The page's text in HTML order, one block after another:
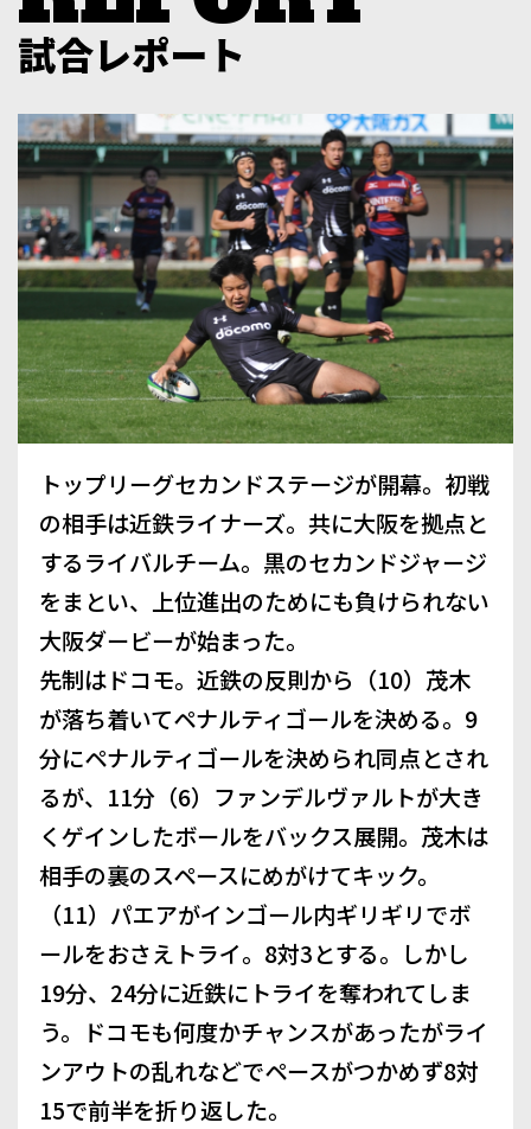
試合レポート
トップリーグセカンドステージが開幕。初戦
の相手は近鉄ライナーズ。共に大阪を拠点と
するライバルチーム。黒のセカンドジャージ
をまとい、上位進出のためにも負けられない
大阪ダービーが始まった。
先制はドコモ。近鉄の反則から（10）茂木
が落ち着いてペナルティゴールを決める。9
分にペナルティゴールを決められ同点とされ
るが、11分（6）ファンデルヴァルトが大き
くゲインしたボールをバックス展開。茂木は
相手の裏のスペースにめがけてキック。
（11）パエアがインゴール内ギリギリでボ
ールをおさえトライ。8対3とする。しかし
19分、24分に近鉄にトライを奪われてしま
う。ドコモも何度かチャンスがあったがライ
ンアウトの乱れなどでペースがつかめず8対
15で前半を折り返した。